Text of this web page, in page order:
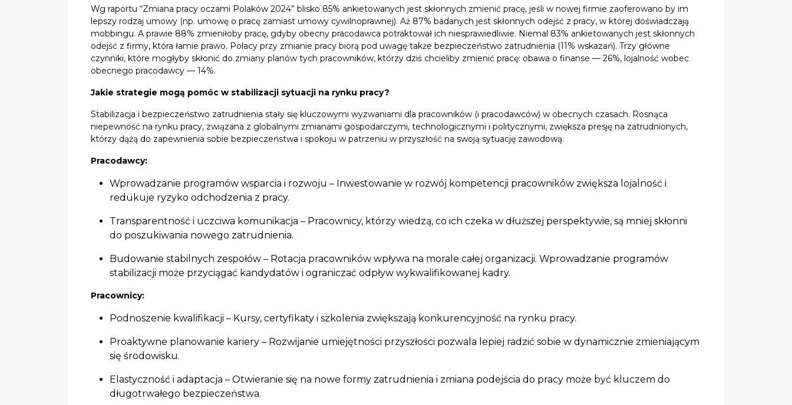
Wg raportu “Zmiana pracy oczami Polaków 2024” blisko 85% ankietowanych jest skłonnych zmienić pracę, jeśli w nowej firmie zaoferowano by im
lepszy rodzaj umowy (np. umowę o pracę zamiast umowy cywilnoprawnej). Aż 87% badanych jest skłonnych odejść z pracy, w której doświadczają
mobbingu. A prawie 88% zmieniłoby pracę, gdyby obecny pracodawca potraktował ich niesprawiedliwie. Niemal 83% ankietowanych jest skłonnych
odejść z firmy, która łamie prawo. Polacy przy zmianie pracy biorą pod uwagę także bezpieczeństwo zatrudnienia (11% wskazań). Trzy główne
czynniki, które mogłyby skłonić do zmiany planów tych pracowników, którzy dziś chcieliby zmienić pracę: obawa o finanse — 26%, lojalność wobec
obecnego pracodawcy — 14%.
Jakie strategie mogą pomóc w stabilizacji sytuacji na rynku pracy?
Stabilizacja i bezpieczeństwo zatrudnienia stały się kluczowymi wyzwaniami dla pracowników (i pracodawców) w obecnych czasach. Rosnąca
niepewność na rynku pracy, związana z globalnymi zmianami gospodarczymi, technologicznymi i politycznymi, zwiększa presję na zatrudnionych,
którzy dążą do zapewnienia sobie bezpieczeństwa i spokoju w patrzeniu w przyszłość na swoją sytuację zawodową.
Pracodawcy:
Wprowadzanie programów wsparcia i rozwoju – Inwestowanie w rozwój kompetencji pracowników zwiększa lojalność i
redukuje ryzyko odchodzenia z pracy.
Transparentność i uczciwa komunikacja – Pracownicy, którzy wiedzą, co ich czeka w dłuższej perspektywie, są mniej skłonni
do poszukiwania nowego zatrudnienia.
Budowanie stabilnych zespołów – Rotacja pracowników wpływa na morale całej organizacji. Wprowadzanie programów
stabilizacji może przyciągać kandydatów i ograniczać odpływ wykwalifikowanej kadry.
Pracownicy:
Podnoszenie kwalifikacji – Kursy, certyfikaty i szkolenia zwiększają konkurencyjność na rynku pracy.
Proaktywne planowanie kariery – Rozwijanie umiejętności przyszłości pozwala lepiej radzić sobie w dynamicznie zmieniającym
się środowisku.
Elastyczność i adaptacja – Otwieranie się na nowe formy zatrudnienia i zmiana podejścia do pracy może być kluczem do
długotrwałego bezpieczeństwa.